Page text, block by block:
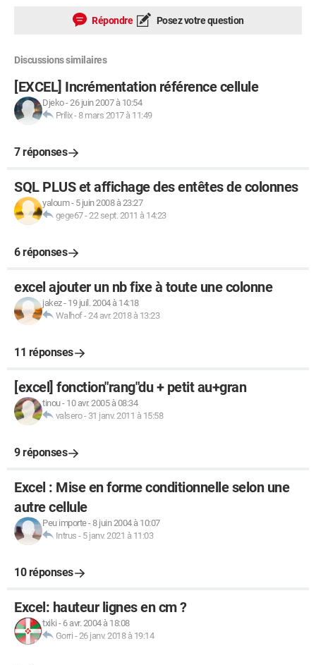
Répondre Posez votre question
Discussions similaires
[EXCEL] Incrémentation référence cellule
Djeko-26 juin 2007 à 10:54
Prilix- 8 mars 2017 à 11:49
7 réponses
SQL PLUS et affichage des entêtes de colonnes
yaloum- 5 juin 2008 à 23:27
gege67-22 sept. 2011 à 14:23
6 réponses
excel ajouter un nb fixe à toute une colonne
jakez- 19 juil. 2004 à 14:18
Walhof-24 avr. 2018 à 13:23
11 réponses
[excel] fonction"rang"du + petit au+gran
tinou- 10 avr. 2005 à 08:34
valsero- 31 janv. 2011 à 15:58
9 réponses
Excel : Mise en forme conditionnelle selon une
autre cellule
Peu importe-8 juin 2004 à 10:07
Intrus - 5 janv. 2021 à 11:03
10 réponses
Excel: hauteur lignes en cm ?
txiki - 6 avr. 2004 à 18:08
Gorri -26 janv. 2018 à 19:14